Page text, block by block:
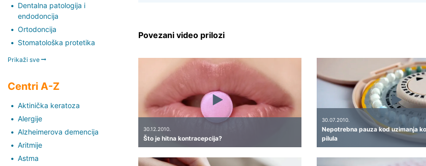
Dentalna patologija i
endodoncija
Ortodoncija
Stomatološka protetika
Prikaži sve
Centri A-Z
Aktinička keratoza
Alergije
Alzheimerova demencija
Aritmije
Astma
Povezani video prilozi
30.12.2010.
Što je hitna kontracepcija?
30.07.2010.
Nepotrebna pauza kod uzimanja
pilula